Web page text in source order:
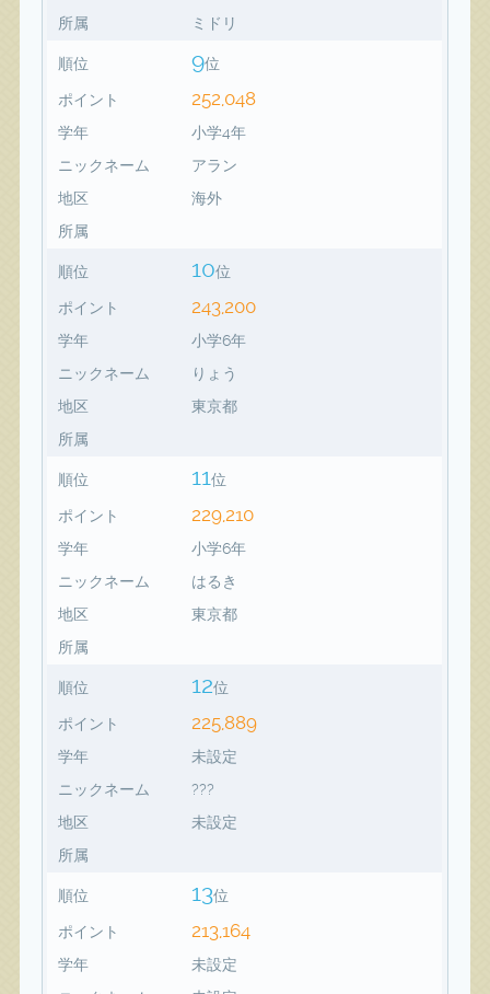
所属
ミドリ
順位 9位
ポイント 252,048
学年
小学4年
ニックネーム
アラン
地区
海外
所属
順位 10位
ポイント 243,200
学年
小学6年
ニックネーム
りょう
地区
東京都
所属
順位 11位
ポイント 229,210
学年
小学6年
ニックネーム
はるき
地区
東京都
所属
順位 12位
ポイント 225,889
学年
未設定
ニックネーム
???
地区
未設定
所属
順位 13位
ポイント 213,164
学年
未設定